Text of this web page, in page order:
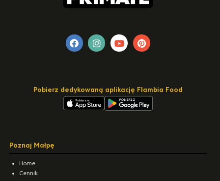
Pobierz dedykowaną aplikację Flambia Food
Poznaj Małpę
Home
Cennik